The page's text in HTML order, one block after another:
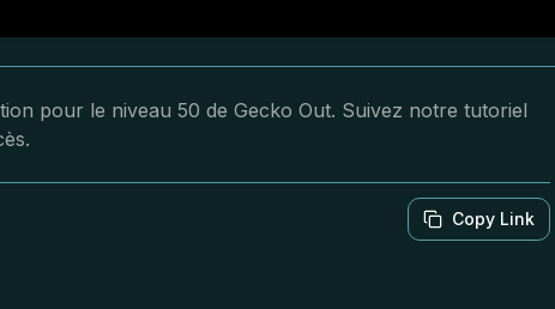
pour le niveau 50 de Gecko Out. Suivez notre tutoriel
Copy Link